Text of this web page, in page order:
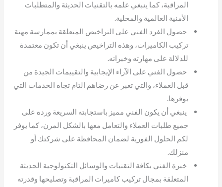
المراقبة، كما ينبغي علمه بالتقنيات الحديثة والمتطلبات
الأمنية العالمية والمحلية.
حصول الفرد الفني على التراخيص المتعلقة بممارسة مهنة
تركيب الكاميرات، وهذه التراخيص ينبغي أن تكون معتمدة
للدلالة على مهارته وخبراته.
حصول الفني على الآراء الإيجابية والتقييمات الجيدة من
قبل العملاء، والتي تعبر عن رضاهم التام تجاه الخدمات التي
يوفرها.
ينبغي أن يكون الفني مميز باستجابته السريعة ورده على
جميع طلبات العملاء والتعامل معها بالشكل المرن، كما يوفر
لكم الحلول الفورية لضمان المحافظة على شركتك أو
منزلك.
خبرة الفني بكافة التقنيات والوسائل التكنولوجية الحديثة
المتعلقة بمجال تركيب كاميرات المراقبة وتصليحها وقدرته